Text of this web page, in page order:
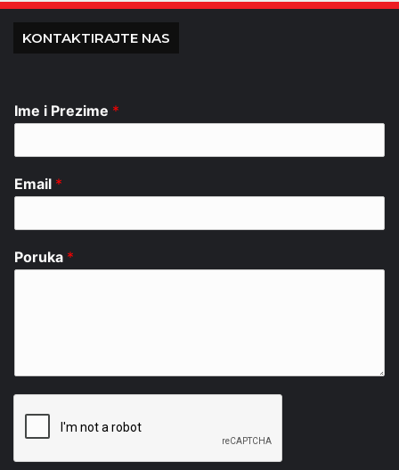
KONTAKTIRAJTE NAS
Ime i Prezime *
Email *
Poruka *